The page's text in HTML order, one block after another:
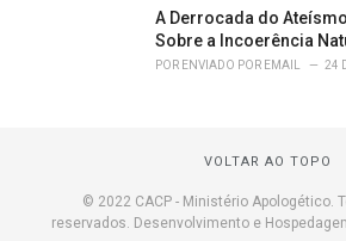
A Derrocada do
Sobre a Incoerência
POR ENVIADO POR EMAIL 24
VOLTAR AO TOPO
© 2022 CACP - Ministério Apologético.
reservados. Desenvolvimento e